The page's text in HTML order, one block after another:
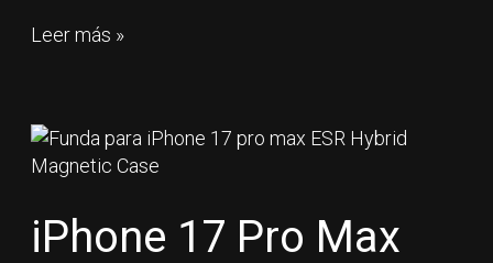
Leer más »
iPhone 17 Pro Max
iPhone
17
Max
bien